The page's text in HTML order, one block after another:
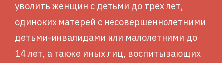
уволить женщин с детьми до трех лет,
одиноких матерей с несовершеннолетними
детьми-инвалидами или малолетними до
14 лет, а также иных лиц, воспитывающих